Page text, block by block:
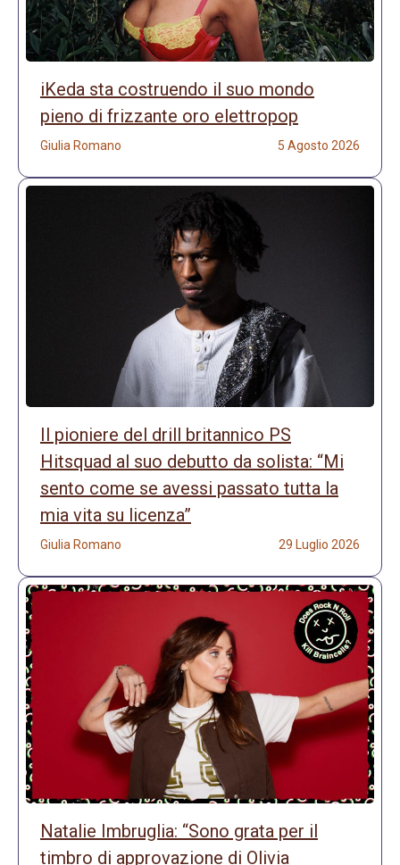
iKeda sta costruendo il suo mondo
pieno di frizzante oro elettropop
Giulia Romano 5 Agosto 2026
Il pioniere del drill britannico PS
Hitsquad al suo debutto da solista: “Mi
sento come se avessi passato tutta la
mia vita su licenza”
Giulia Romano 29 Luglio 2026
Natalie Imbruglia: “Sono grata per il
timbro di approvazione di Olivia